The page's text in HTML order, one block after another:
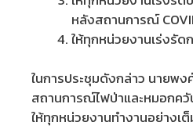
หลังสถานการณ์
ให้ทุกหน่วยงานเร่งรัด
ในการประชุมดังกล่าว นายพ
สถานการณ์ไฟป่าและหมอกค
ให้ทุกหน่วยงานทำงานอย่างเ